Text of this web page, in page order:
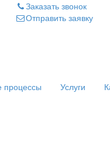
Заказать звонок
Отправить заявку
процессы Услуги